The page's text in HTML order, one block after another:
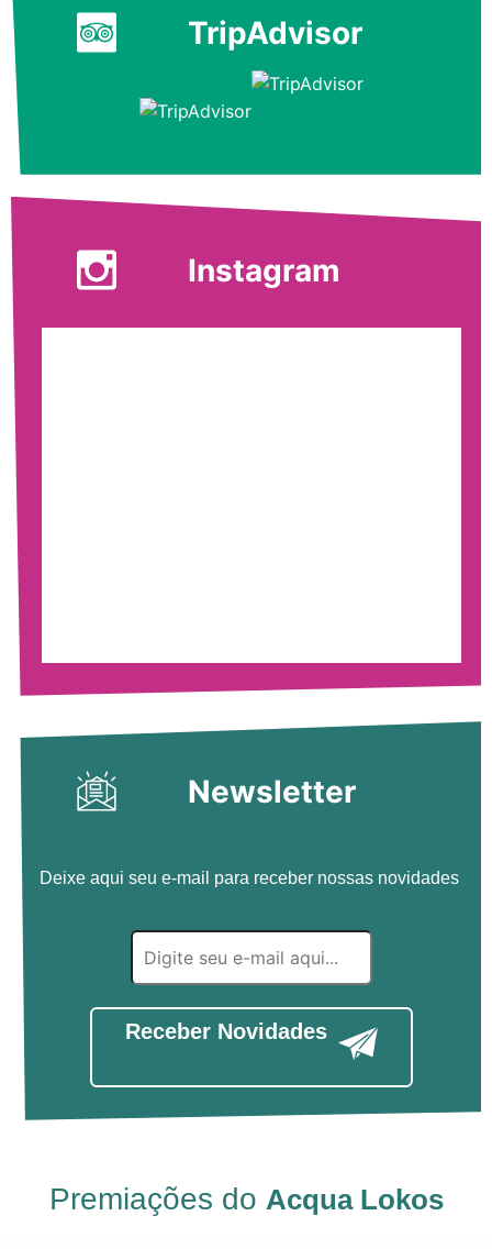
TripAdvisor
Instagram
Newsletter
Deixe aqui seu e-mail para receber nossas novidades
Receber Novidades
Premiações do Acqua Lokos